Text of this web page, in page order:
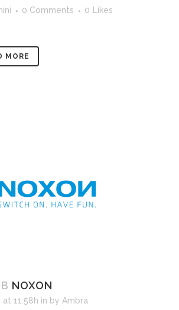
0 Comments 0 Likes
MORE
NOXON
11:58h in by Ambra